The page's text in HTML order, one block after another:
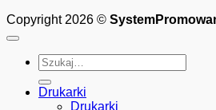
Copyright 2026 ©
Szukaj:
Drukarki
Drukarki